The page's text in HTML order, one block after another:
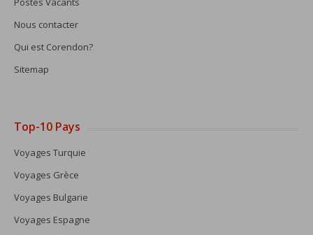
Nous contacter
Qui est Corendon?
Sitemap
Top-10 Pays
Voyages Turquie
Voyages Grèce
Voyages Bulgarie
Voyages Espagne